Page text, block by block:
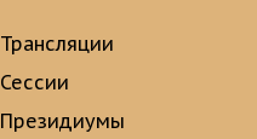
Трансляции
Сессии
Президиумы